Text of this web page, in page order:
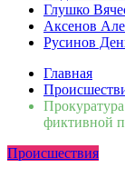
Глушко
Аксенов
Русинов
Главная
фиктивной
Происшествия